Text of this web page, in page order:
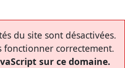
du site sont désactivées.
fonctionner correctement.
sur ce domaine.